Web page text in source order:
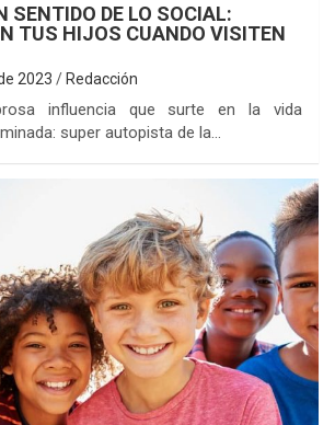
SENTIDO DE LO SOCIAL:
TUS HIJOS CUANDO VISITEN
2023 Redacción
influencia que surte en la vida
super autopista de la…